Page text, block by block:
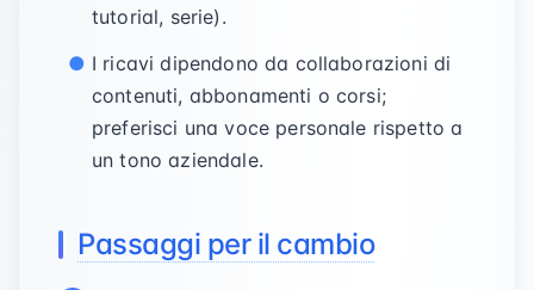
tutorial, serie).
I ricavi dipendono da collaborazioni di
contenuti, abbonamenti o corsi;
preferisci una voce personale rispetto a
un tono aziendale.
Passaggi per il cambio